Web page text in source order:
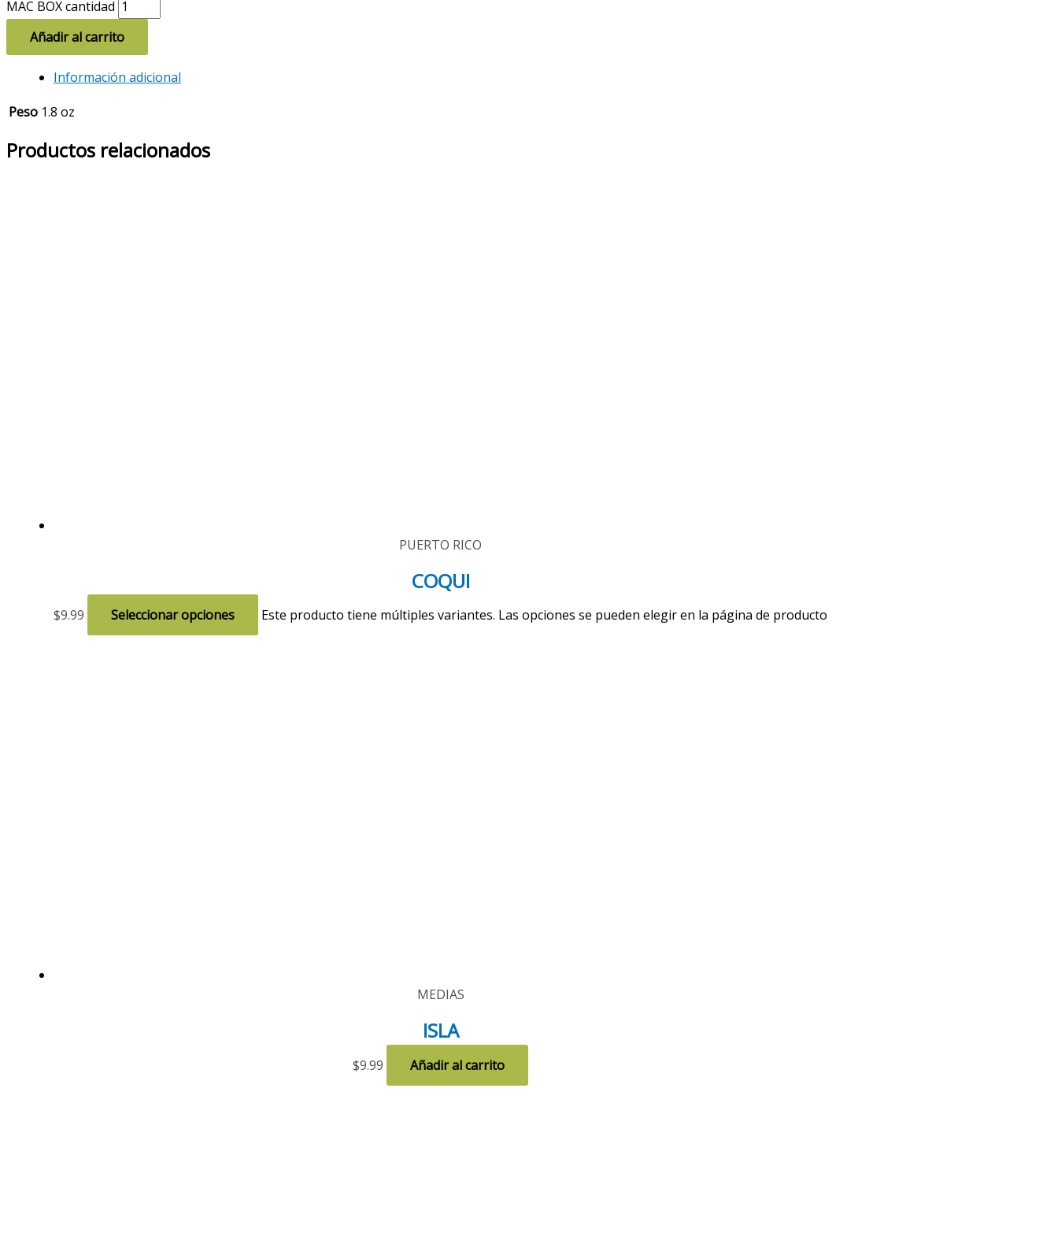
MAC BOX cantidad
Añadir al carrito
Información adicional
Peso 1.8 oz
Productos relacionados
PUERTO RICO
COQUI
$9.99 Seleccionar opciones Este producto tiene múltiples variantes. Las opciones se pueden elegir en la página de producto
MEDIAS
ISLA
$9.99 Añadir al carrito